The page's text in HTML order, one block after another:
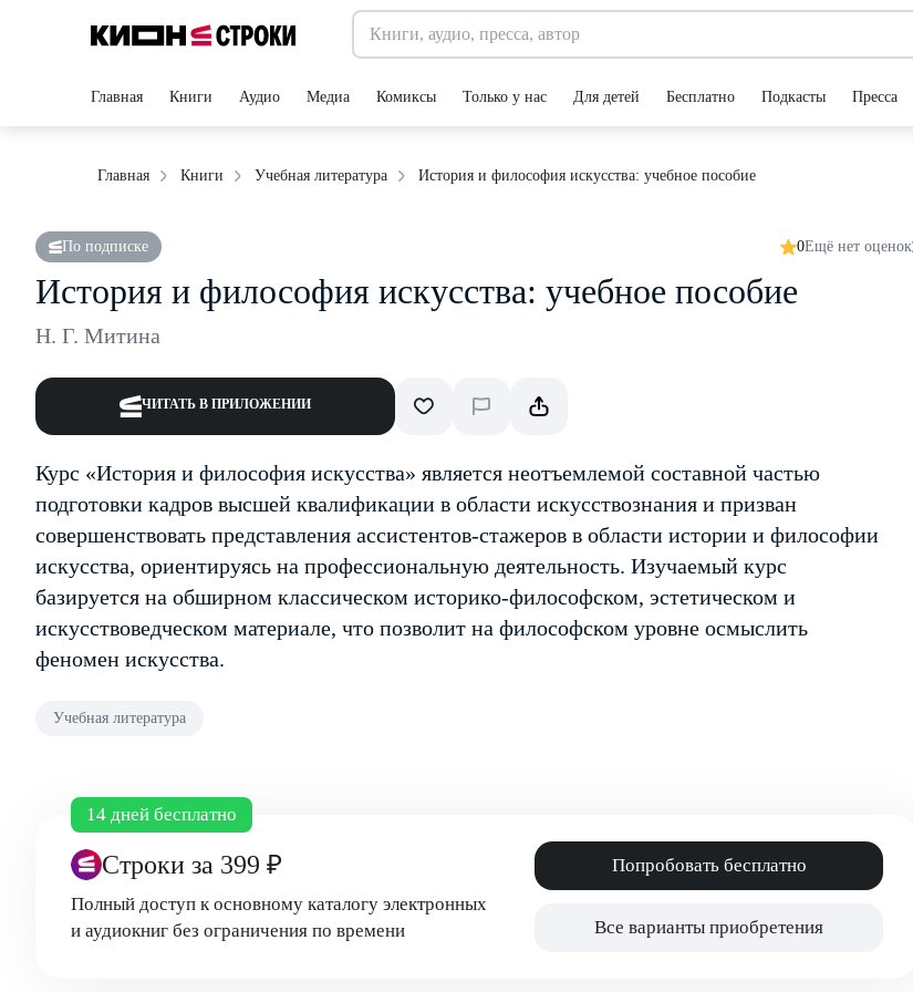
Главная Книги Аудио Медиа Комиксы Только у нас Для детей Бесплатно Подкасты Пресса
Главная Книги Учебная литература История и философия искусства: учебное пособие
По подписке 0Ещё нет оценок
История и философия искусства: учебное пособие
Н. Г. Митина
ЧИТАТЬ В ПРИЛОЖЕНИИ
Курс «История и философия искусства» является неотъемлемой составной частью
подготовки кадров высшей квалификации в области искусствознания и призван
совершенствовать представления ассистентов-стажеров в области истории и философии
искусства, ориентируясь на профессиональную деятельность. Изучаемый курс
базируется на обширном классическом историко-философском, эстетическом и
искусствоведческом материале, что позволит на философском уровне осмыслить
феномен искусства.
Учебная литература
14 дней бесплатно
Строки за 399 ₽
Полный доступ к основному каталогу электронных
и аудиокниг без ограничения по времени
Попробовать бесплатно
Все варианты приобретения